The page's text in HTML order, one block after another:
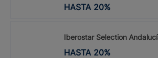
HASTA 20%
Iberostar Selection
HASTA 20%